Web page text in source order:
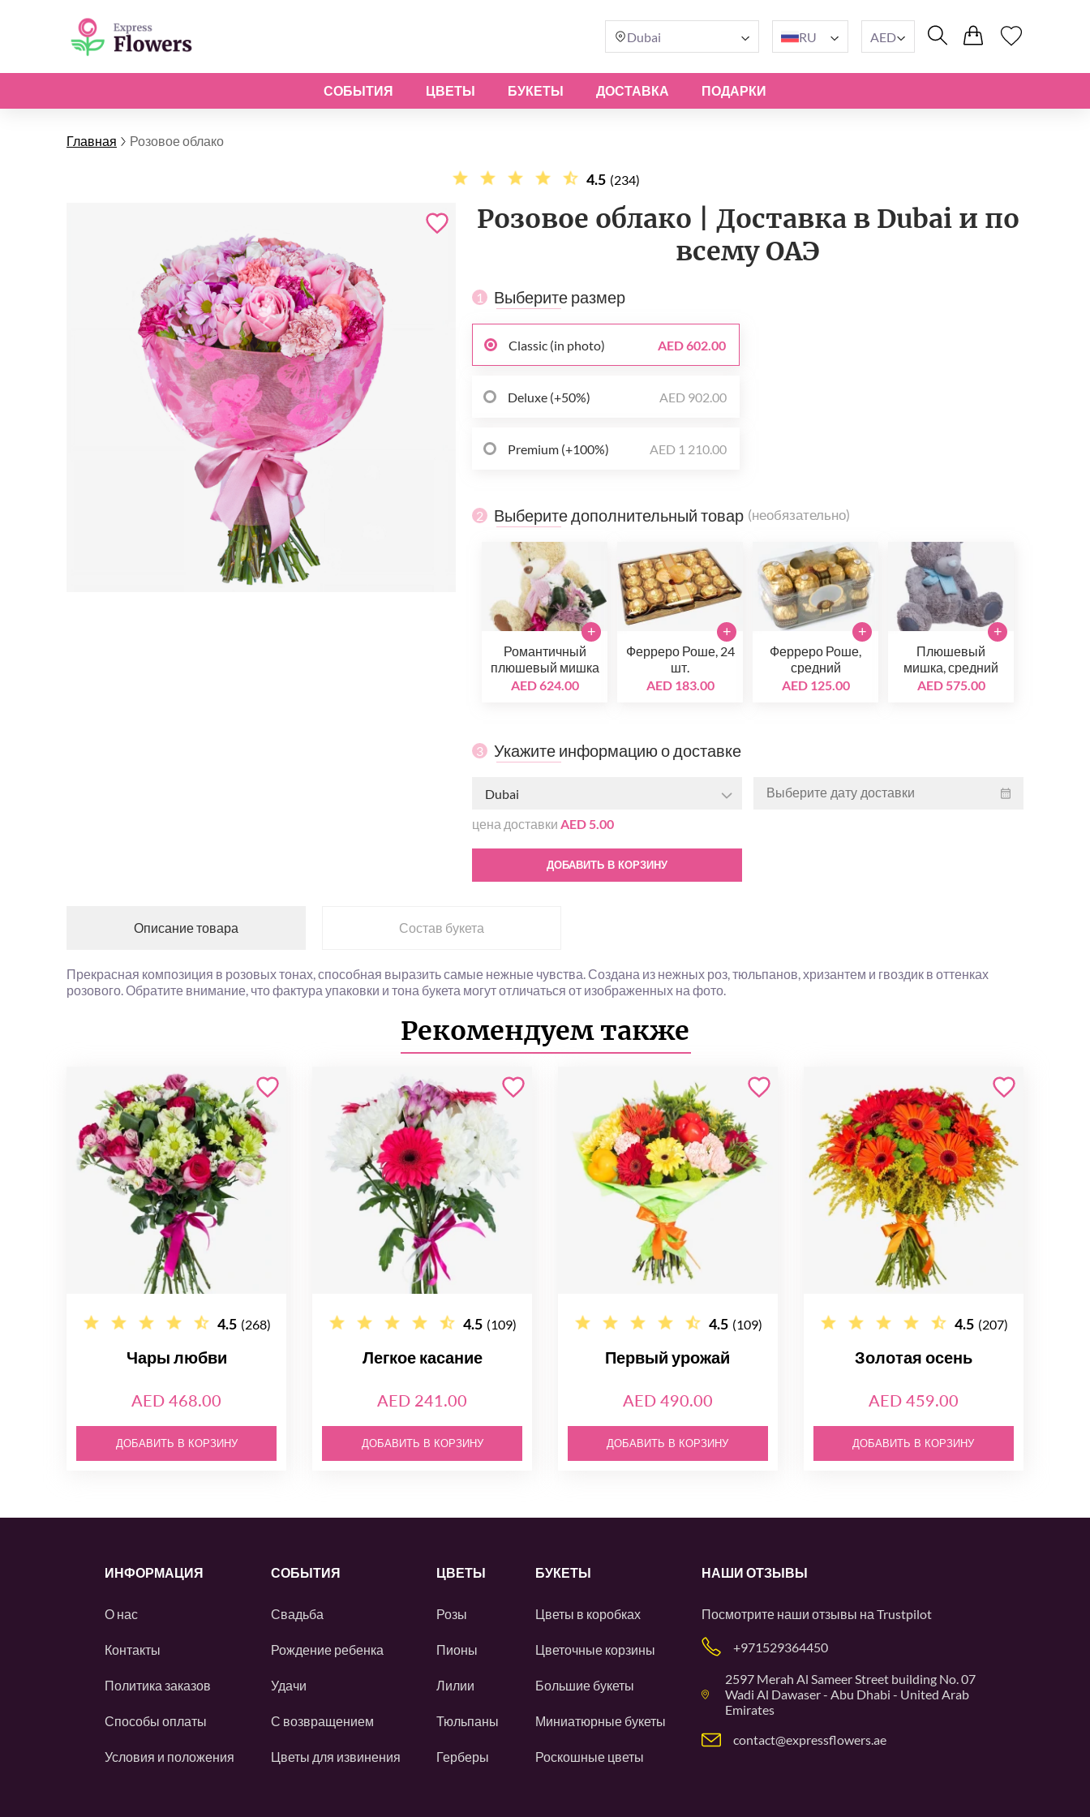
Dubai RU AED
СОБЫТИЯ ЦВЕТЫ БУКЕТЫ ДОСТАВКА ПОДАРКИ
Главная Розовое облако
4.5 (234)
Розовое облако | Доставка в Dubai и по
всему ОАЭ
1 Выберите размер
Classic (in photo) AED 602.00
Deluxe (+50%) AED 902.00
Premium (+100%) AED 1 210.00
2 Выберите дополнительный товар (необязательно)
Романтичный
плюшевый мишка
AED 624.00
+
Ферреро Роше, 24
шт.
AED 183.00
+
Ферреро Роше,
средний
AED 125.00
+
Плюшевый
мишка, средний
AED 575.00
+
3 Укажите информацию о доставке
Dubai
цена доставкиAED 5.00
ДОБАВИТЬ В КОРЗИНУ
Описание товара Состав букета
Прекрасная композиция в розовых тонах, способная выразить самые нежные чувства. Создана из нежных роз, тюльпанов, хризантем и гвоздик в оттенках
розового. Обратите внимание, что фактура упаковки и тона букета могут отличаться от изображенных на фото.
Рекомендуем также
4.5 (268)
Чары любви
AED 468.00
ДОБАВИТЬ В КОРЗИНУ
4.5 (109)
Легкое касание
AED 241.00
ДОБАВИТЬ В КОРЗИНУ
4.5 (109)
Первый урожай
AED 490.00
ДОБАВИТЬ В КОРЗИНУ
4.5 (207)
Золотая осень
AED 459.00
ДОБАВИТЬ В КОРЗИНУ
ИНФОРМАЦИЯ
О нас
Контакты
Политика заказов
Способы оплаты
Условия и положения
СОБЫТИЯ
Свадьба
Рождение ребенка
Удачи
С возвращением
Цветы для извинения
ЦВЕТЫ
Розы
Пионы
Лилии
Тюльпаны
Герберы
БУКЕТЫ
Цветы в коробках
Цветочные корзины
Большие букеты
Миниатюрные букеты
Роскошные цветы
НАШИ ОТЗЫВЫ
Посмотрите наши отзывы на Trustpilot
+971529364450
2597 Merah Al Sameer Street building No. 07
Wadi Al Dawaser - Abu Dhabi - United Arab
Emirates
contact@expressflowers.ae